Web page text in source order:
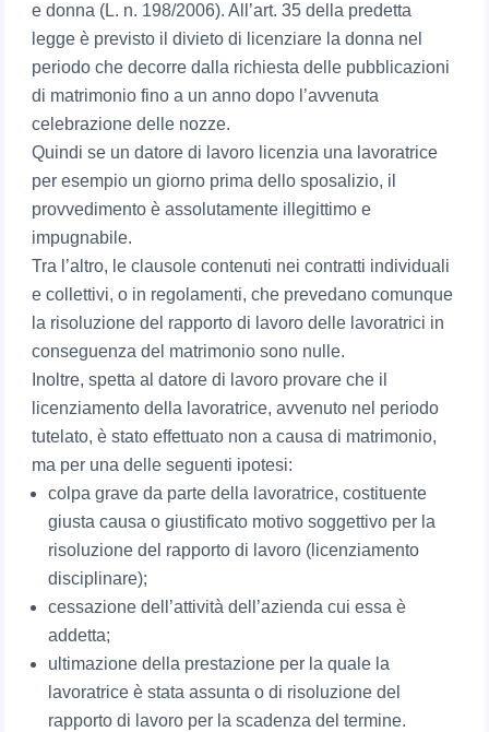
e donna (L. n. 198/2006). All’art. 35 della predetta
legge è previsto il divieto di licenziare la donna nel
periodo che decorre dalla richiesta delle pubblicazioni
di matrimonio fino a un anno dopo l’avvenuta
celebrazione delle nozze.
Quindi se un datore di lavoro licenzia una lavoratrice
per esempio un giorno prima dello sposalizio, il
provvedimento è assolutamente illegittimo e
impugnabile.
Tra l’altro, le clausole contenuti nei contratti individuali
e collettivi, o in regolamenti, che prevedano comunque
la risoluzione del rapporto di lavoro delle lavoratrici in
conseguenza del matrimonio sono nulle.
Inoltre, spetta al datore di lavoro provare che il
licenziamento della lavoratrice, avvenuto nel periodo
tutelato, è stato effettuato non a causa di matrimonio,
ma per una delle seguenti ipotesi:
colpa grave da parte della lavoratrice, costituente
giusta causa o giustificato motivo soggettivo per la
risoluzione del rapporto di lavoro (licenziamento
disciplinare);
cessazione dell’attività dell’azienda cui essa è
addetta;
ultimazione della prestazione per la quale la
lavoratrice è stata assunta o di risoluzione del
rapporto di lavoro per la scadenza del termine.